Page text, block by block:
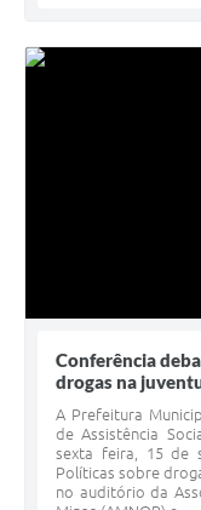
Conferência
drogas na
A Prefeitura
de Assistência
sexta feira, 15 de
Políticas sobre
no auditório da